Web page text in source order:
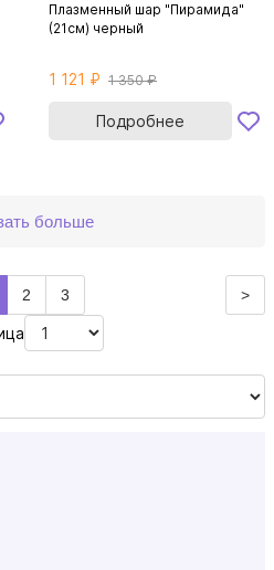
Плазменный шар "Пирамида"
(21см) черный
1 121 ₽ 1 350 ₽
Подробнее
больше
2 3 >